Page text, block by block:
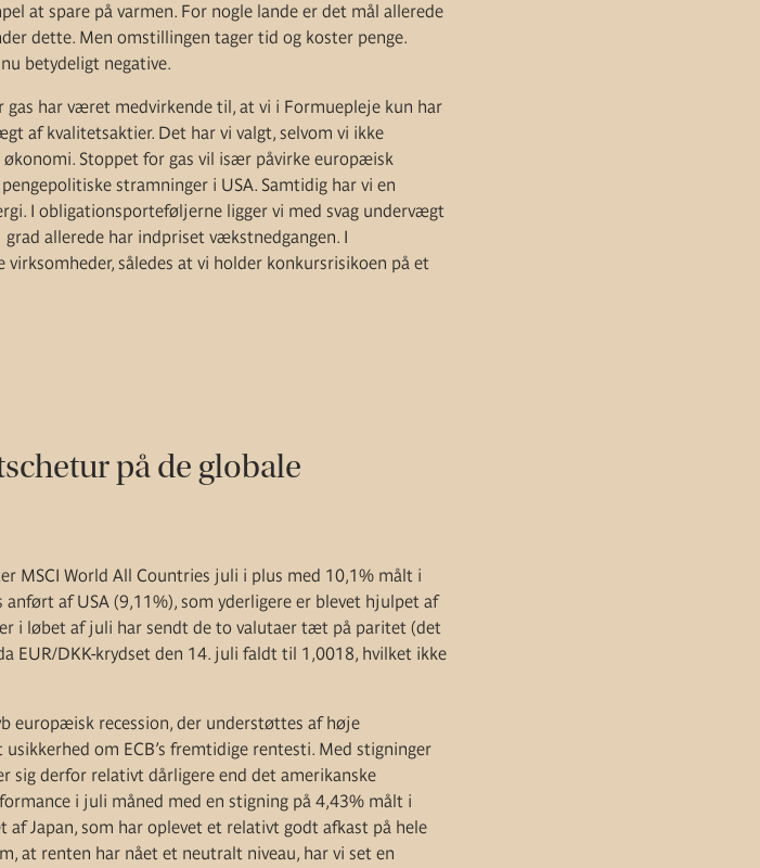
at spare på varmen. For nogle lande er det mål allerede
dette. Men omstillingen tager tid og koster penge.
betydeligt negative.
har været medvirkende til, at vi i Formuepleje kun har
af kvalitetsaktier. Det har vi valgt, selvom vi ikke
Stoppet for gas vil især påvirke europæisk
stramninger i USA. Samtidig har vi en
I obligationsporteføljerne ligger vi med svag undervægt
allerede har indpriset vækstnedgangen. I
således at vi holder konkursrisikoen på et
på de globale
MSCI World All Countries juli i plus med 10,1% målt i
af USA (9,11%), som yderligere er blevet hjulpet af
i løbet af juli har sendt de to valutaer tæt på paritet (det
EUR/DKK-krydset den 14. juli faldt til 1,0018, hvilket ikke
europæisk recession, der understøttes af høje
om ECB’s fremtidige rentesti. Med stigninger
sig derfor relativt dårligere end det amerikanske
i juli måned med en stigning på 4,43% målt i
Japan, som har oplevet et relativt godt afkast på hele
at renten har nået et neutralt niveau, har vi set en